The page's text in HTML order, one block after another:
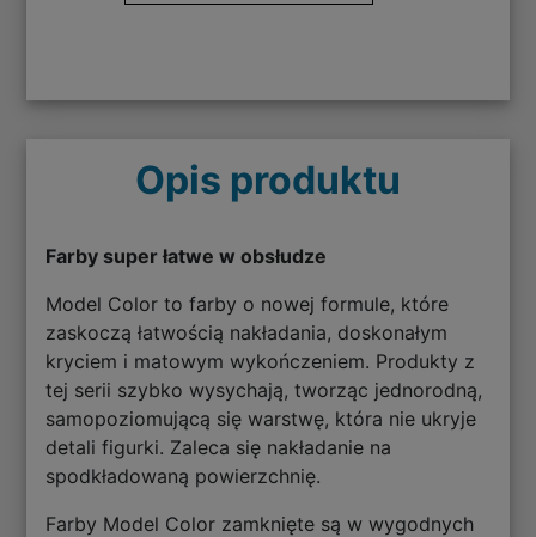
Opis produktu
Farby super łatwe w obsłudze
Model Color to farby o nowej formule, które
zaskoczą łatwością nakładania, doskonałym
kryciem i matowym wykończeniem. Produkty z
tej serii szybko wysychają, tworząc jednorodną,
samopoziomującą się warstwę, która nie ukryje
detali figurki. Zaleca się nakładanie na
spodkładowaną powierzchnię.
Farby Model Color zamknięte są w wygodnych